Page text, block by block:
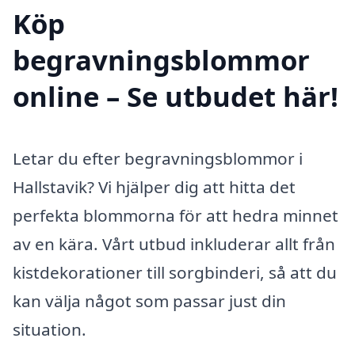
Köp
begravningsblommor
online – Se utbudet här!
Letar du efter begravningsblommor i
Hallstavik? Vi hjälper dig att hitta det
perfekta blommorna för att hedra minnet
av en kära. Vårt utbud inkluderar allt från
kistdekorationer till sorgbinderi, så att du
kan välja något som passar just din
situation.